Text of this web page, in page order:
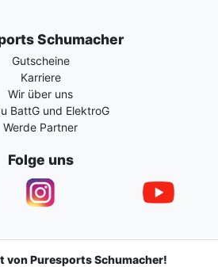
Schumacher
Gutscheine
Karriere
Wir über uns
BattG und ElektroG
Werde Partner
Folge uns
AGB
von Puresports Schumacher!